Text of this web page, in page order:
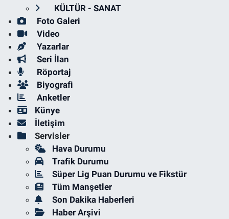
KÜLTÜR - SANAT
Foto Galeri
Video
Yazarlar
Seri İlan
Röportaj
Biyografi
Anketler
Künye
İletişim
Servisler
Hava Durumu
Trafik Durumu
Süper Lig Puan Durumu ve Fikstür
Tüm Manşetler
Son Dakika Haberleri
Haber Arşivi